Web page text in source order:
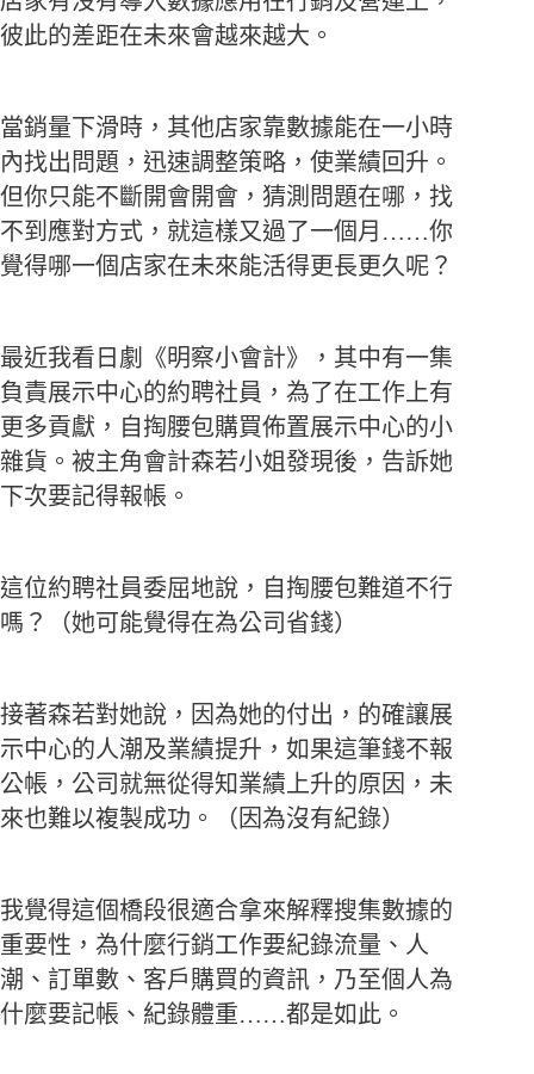
彼此的差距在未來會越來越大。
當銷量下滑時，其他店家靠數據能在一小時
內找出問題，迅速調整策略，使業績回升。
但你只能不斷開會開會，猜測問題在哪，找
不到應對方式，就這樣又過了一個月……你
覺得哪一個店家在未來能活得更長更久呢？
最近我看日劇《明察小會計》，其中有一集
負責展示中心的約聘社員，為了在工作上有
更多貢獻，自掏腰包購買佈置展示中心的小
雜貨。被主角會計森若小姐發現後，告訴她
下次要記得報帳。
這位約聘社員委屈地說，自掏腰包難道不行
嗎？（她可能覺得在為公司省錢）
接著森若對她說，因為她的付出，的確讓展
示中心的人潮及業績提升，如果這筆錢不報
公帳，公司就無從得知業績上升的原因，未
來也難以複製成功。（因為沒有紀錄）
我覺得這個橋段很適合拿來解釋搜集數據的
重要性，為什麼行銷工作要紀錄流量、人
潮、訂單數、客戶購買的資訊，乃至個人為
什麼要記帳、紀錄體重……都是如此。